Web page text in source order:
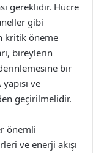
gereklidir. Hücre
gibi
kritik öneme
bireylerin
bir
ve
geçirilmelidir.
önemli
ve enerji akışı